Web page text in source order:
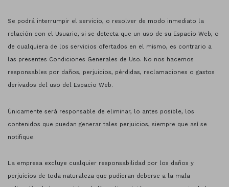
Se podrá interrumpir el servicio, o resolver de modo inmediato la
relación con el Usuario, si se detecta que un uso de su Espacio Web, o
de cualquiera de los servicios ofertados en el mismo, es contrario a
las presentes Condiciones Generales de Uso. No nos hacemos
responsables por daños, perjuicios, pérdidas, reclamaciones o gastos
derivados del uso del Espacio Web.
Únicamente será responsable de eliminar, lo antes posible, los
contenidos que puedan generar tales perjuicios, siempre que así se
notifique.
La empresa excluye cualquier responsabilidad por los daños y
perjuicios de toda naturaleza que pudieran deberse a la mala